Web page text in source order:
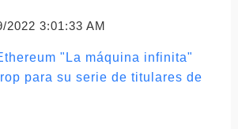
2022 3:01:33 AM
"La máquina infinita"
para su serie de titulares de